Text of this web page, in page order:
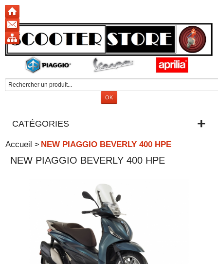
CATÉGORIES
Accueil > NEW PIAGGIO BEVERLY 400 HPE
NEW PIAGGIO BEVERLY 400 HPE